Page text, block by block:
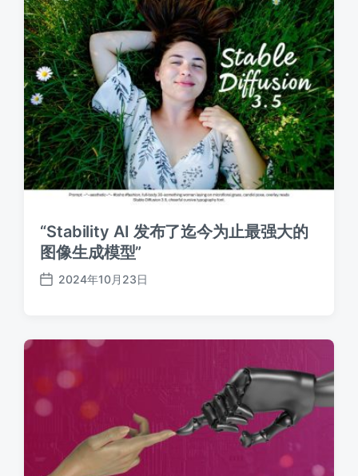
“Stability AI 发布了迄今为止最强大的
图像生成模型”
发
期
2024年10月23日